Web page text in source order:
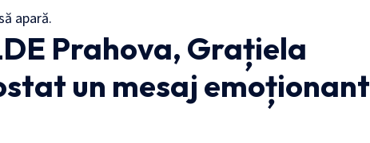
apară.
Prahova, Grațiela
un mesaj emoționant